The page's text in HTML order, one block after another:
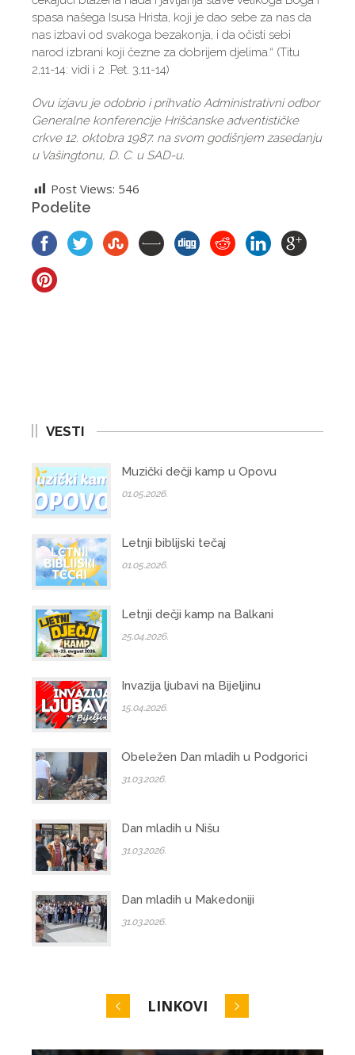
spasa našega Isusa Hrista, koji je dao sebe za nas da
nas izbavi od svakoga bezakonja, i da očisti sebi
narod izbrani koji čezne za dobrijem djelima.“ (Titu
2,11-14: vidi i 2 .Pet. 3,11-14)
Ovu izjavu je odobrio i prihvatio Administrativni odbor
Generalne konferencije Hrišćanske adventističke
crkve12. oktobra 1987. na svom godišnjem zasedanju
u Vašingtonu, D. C. u SAD-u.
Post Views: 546
Podelite
VESTI
Muzički dečji kamp u Opovu
01.05.2026.
Letnji biblijski tečaj
01.05.2026.
Letnji dečji kamp na Balkani
25.04.2026.
Invazija ljubavi na Bijeljinu
15.04.2026.
Obeležen Dan mladih u Podgorici
31.03.2026.
Dan mladih u Nišu
31.03.2026.
Dan mladih u Makedoniji
31.03.2026.
LINKOVI